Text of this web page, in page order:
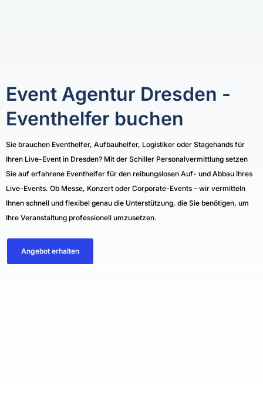
Event Agentur Dresden -
Eventhelfer buchen
Sie brauchen Eventhelfer, Aufbauhelfer, Logistiker oder Stagehands für
Ihren Live-Event in Dresden? Mit der Schiller Personalvermittlung setzen
Sie auf erfahrene Eventhelfer für den reibungslosen Auf- und Abbau Ihres
Live-Events. Ob Messe, Konzert oder Corporate-Events – wir vermitteln
Ihnen schnell und flexibel genau die Unterstützung, die Sie benötigen, um
Ihre Veranstaltung professionell umzusetzen.
Angebot erhalten